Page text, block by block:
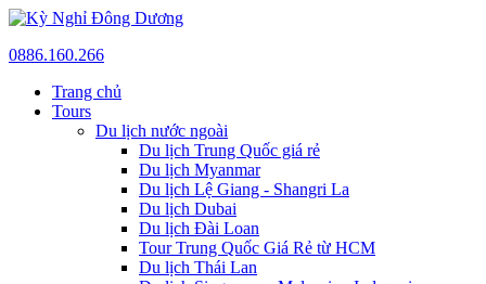
0886.160.266
Trang chủ
Tours
Du lịch nước ngoài
Du lịch Trung Quốc giá rẻ
Du lịch Myanmar
Du lịch Lệ Giang - Shangri La
Du lịch Dubai
Du lịch Đài Loan
Tour Trung Quốc Giá Rẻ từ HCM
Du lịch Thái Lan